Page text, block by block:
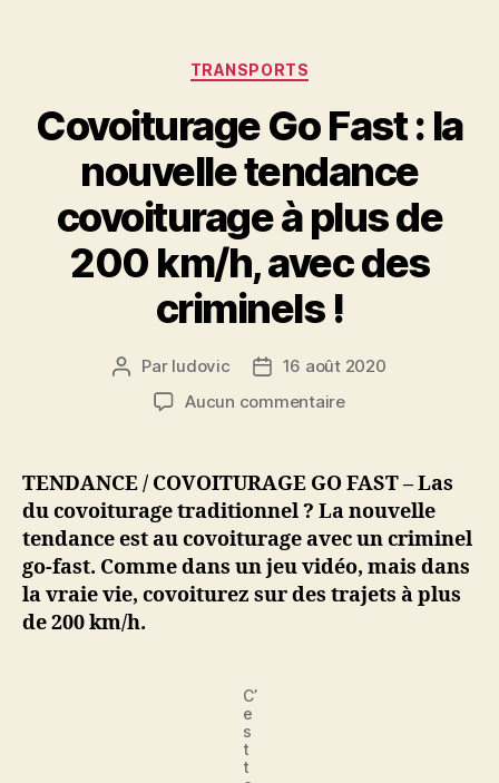
Catégories
TRANSPORTS
Covoiturage Go Fast : la
nouvelle tendance
covoiturage à plus de
200 km/h, avec des
criminels !
Auteur
l’article
Par ludovic
Date16 août 2020
Aucun commentairesur
Fast
la
nouvelle
tendance
covoiturage
TENDANCE / COVOITURAGE GO FAST – Las
du covoiturage traditionnel ? La nouvelle
tendance est au covoiturage avec un criminel
go-fast. Comme dans un jeu vidéo, mais dans
la vraie vie, covoiturez sur des trajets à plus
de 200 km/h.
C’
e
s
t
t